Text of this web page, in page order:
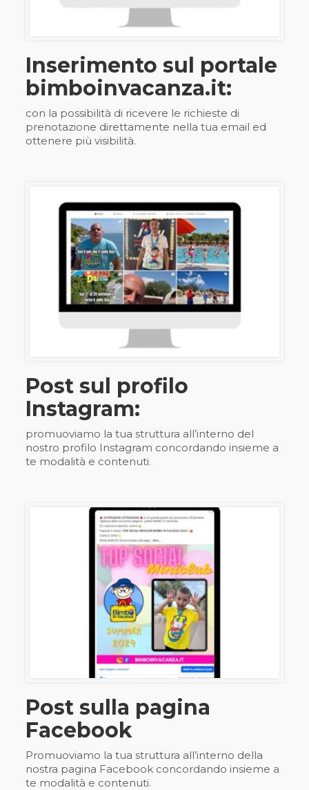
Inserimento sul portale
bimboinvacanza.it:
con la possibilità di ricevere le richieste di
prenotazione direttamente nella tua email ed
ottenere più visibilità.
Post sul profilo
Instagram:
promuoviamo la tua struttura all’interno del
nostro profilo Instagram concordando insieme a
te modalità e contenuti.
Post sulla pagina
Facebook
Promuoviamo la tua struttura all’interno della
nostra pagina Facebook concordando insieme a
te modalità e contenuti.